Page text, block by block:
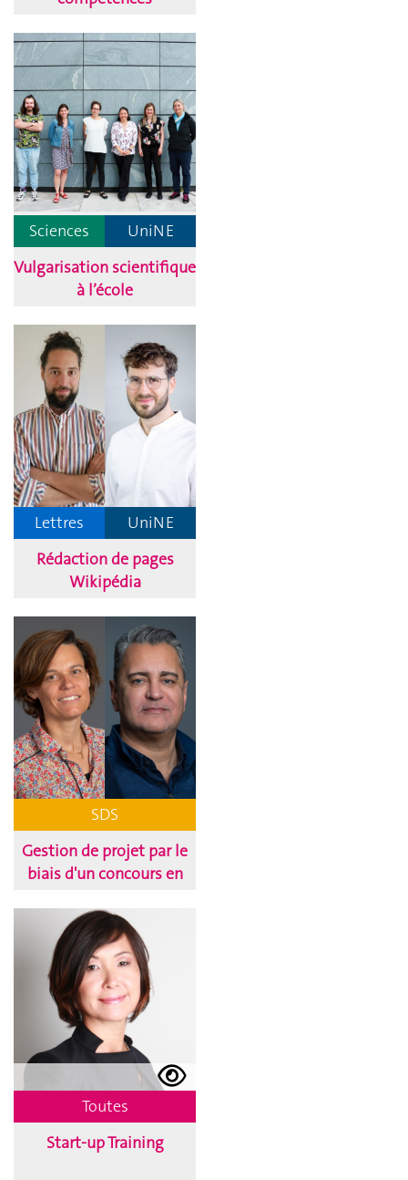
Sciences
UniNE
Vulgarisation scientifique
à l’école
Lettres
UniNE
Rédaction de pages
Wikipédia
SDS
Gestion de projet par le
biais d'un concours en
Toutes
Start-up Training